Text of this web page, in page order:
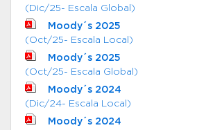
(Dic/25- Escala Global)
Moody´s 2025
(Oct/25- Escala Local)
Moody´s 2025
(Oct/25- Escala Global)
Moody´s 2024
(Dic/24- Escala Local)
Moody´s 2024